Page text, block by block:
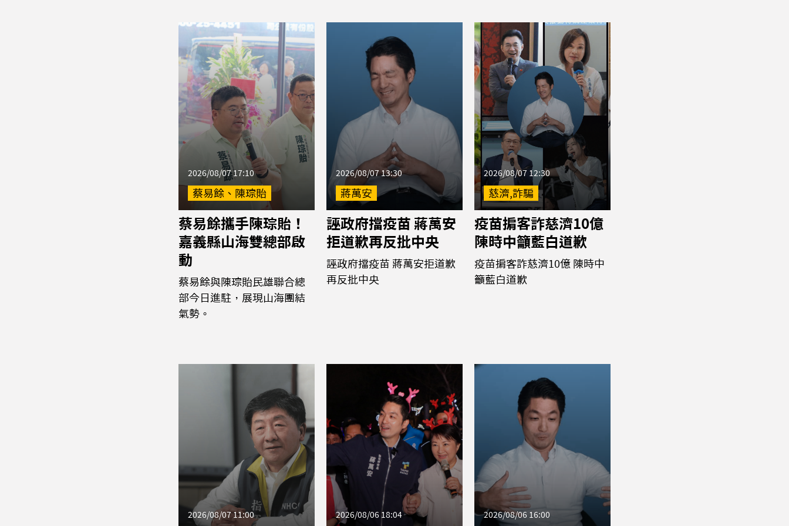
2026/08/07 17:10
蔡易餘、陳琮貽
蔡易餘攜手陳琮貽！
嘉義縣山海雙總部啟
動
蔡易餘與陳琮貽民雄聯合總
部今日進駐，展現山海團結
氣勢。
2026/08/07 13:30
蔣萬安
誣政府擋疫苗 蔣萬安
拒道歉再反批中央
誣政府擋疫苗 蔣萬安拒道歉
再反批中央
2026/08/07 12:30
慈濟,詐騙
疫苗掮客詐慈濟10億
陳時中籲藍白道歉
疫苗掮客詐慈濟10億 陳時中
籲藍白道歉
2026/08/07 11:00 2026/08/06 18:04 2026/08/06 16:00